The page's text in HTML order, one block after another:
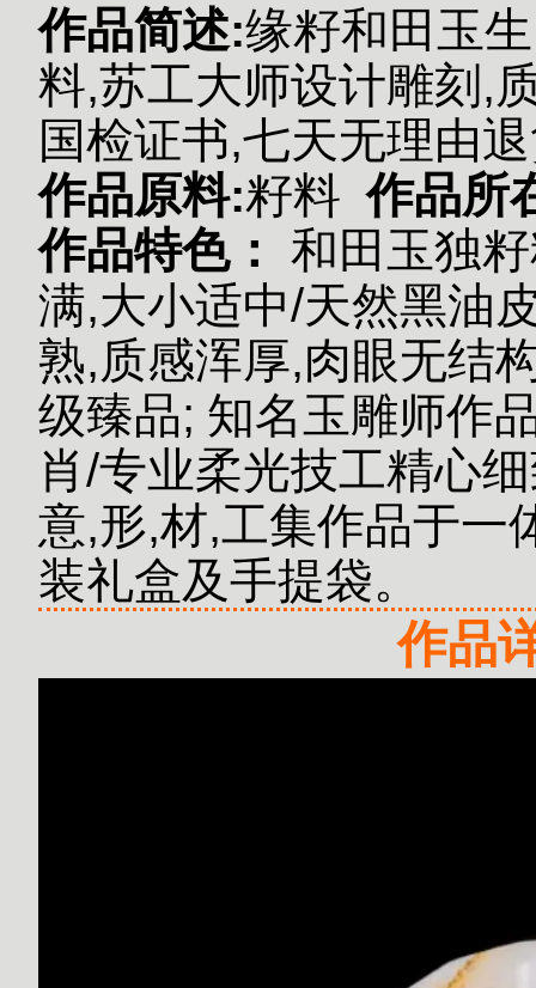
作品简述:缘籽和田玉
料,苏工大师设计雕刻,
国检证书,七天无理由
作品原料:籽料 作品所
作品特色：
和田玉独
满,大小适中/天然黑油
熟,质感浑厚,肉眼无结
级臻品; 知名玉雕师作
肖/专业柔光技工精心
意,形,材,工集作品于一
装礼盒及手提袋。
作品